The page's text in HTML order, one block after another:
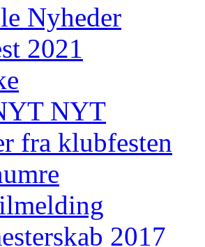
Nyheder
2021
NYT
fra klubfesten
2017